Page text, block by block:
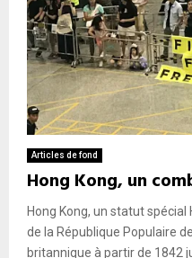
Articles de fond
Hong Kong, un
Hong Kong, un statut spécial
de la République Populaire
britannique à partir de 1842